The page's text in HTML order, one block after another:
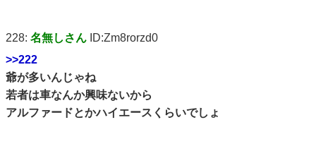
228: 名無しさん ID:Zm8rorzd0
>>222
爺が多いんじゃね
若者は車なんか興味ないから
アルファードとかハイエースくらいでしょ